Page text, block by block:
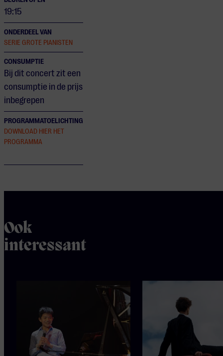
19:15
ONDERDEEL VAN
SERIE GROTE PIANISTEN
CONSUMPTIE
Bij dit concert zit een
consumptie in de prijs
inbegrepen
PROGRAMMATOELICHTING
DOWNLOAD HIER HET
PROGRAMMA
Ook
interessant